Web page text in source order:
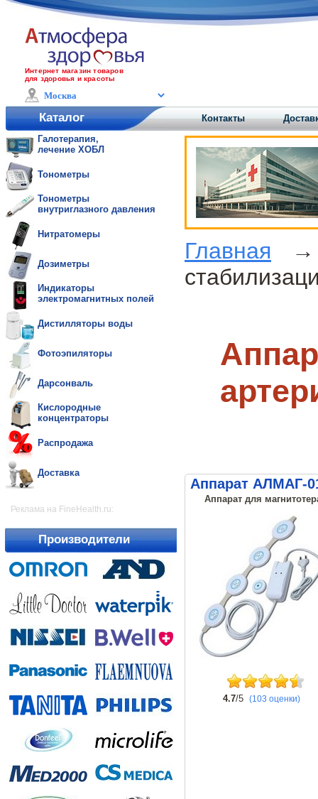
Интернет магазин товаров
для здоровья и красоты
Каталог Контакты
Галотерапия,
лечение ХОБЛ
Тонометры
Тонометры
внутриглазного давления
Нитратомеры
Дозиметры
Индикаторы
электромагнитных полей
Дистилляторы воды
Фотоэпиляторы
Дарсонваль
Кислородные
концентраторы
Распродажа
Доставка
Реклама на FineHealth.ru:
Производители
Главная
Аппарат АЛМАГ-
Аппарат для
4.7/5 (103 оценки)